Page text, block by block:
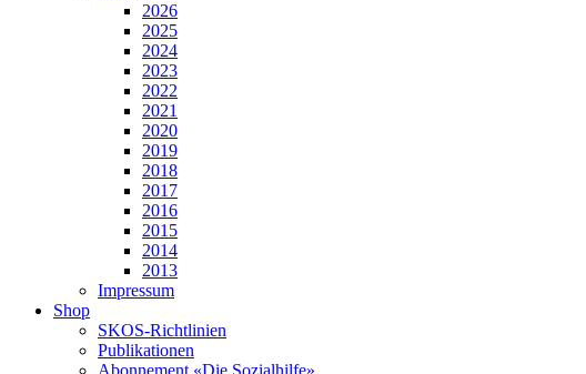
2026
2025
2024
2023
2022
2021
2020
2019
2018
2017
2016
2015
2014
2013
Impressum
Shop
SKOS-Richtlinien
Publikationen
Abonnement «Die Sozialhilfe»